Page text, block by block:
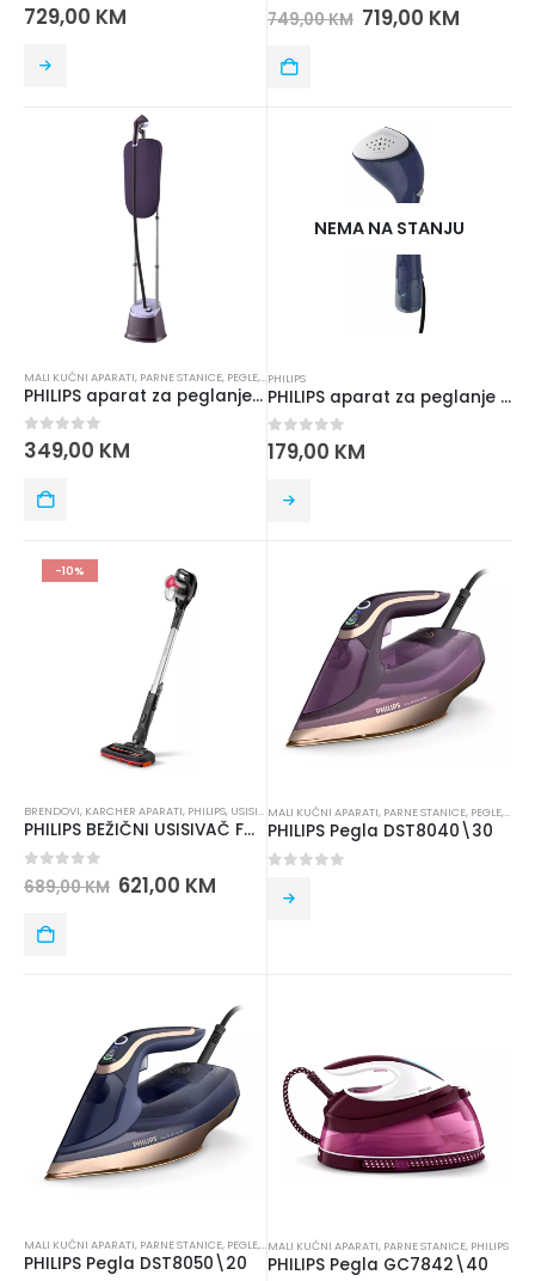
0out of 5
729,00 KM out of 5
749,00KM 719,00 KM
MALI KUĆNI APARATI, PARNE STANICE, PEGLE, PHILIPS
PHILIPS aparat za peglanje STE3160/30
0out of 5
349,00 KM
NEMA NA STANJU
PHILIPS
PHILIPS aparat za peglanje STH7020/20
0out of 5
179,00 KM
-10%
BRENDOVI, KARCHER APARATI, PHILIPS, USISIVAČI
PHILIPS BEŽIČNI USISIVAČ FC6722/01
0 out of 5
689,00KM 621,00 KM
MALI KUĆNI APARATI, PARNE STANICE, PEGLE,
PHILIPS Pegla DST8040\30
MALI KUĆNI APARATI, PARNE STANICE, PEGLE,PHILIPS
PHILIPS Pegla DST8050\20
MALI KUĆNI APARATI, PARNE STANICE, PHILIPS
PHILIPS Pegla GC7842\40